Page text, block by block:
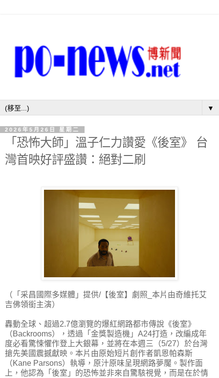
▼
2026年5月26日 星期二
「恐怖大師」溫子仁力讚愛《後室》 台
灣首映好評盛讚：絕對二刷
（「采昌國際多媒體」提供/【後室】劇照_本片由奇維托艾
吉佛領銜主演）
轟動全球、超過2.7億瀏覽的爆紅網路都市傳說《後室》
（Backrooms），透過「金獎製造機」A24打造，改編成年
度必看驚悚懼作登上大銀幕，並將在本週三（5/27）於台灣
搶先美國震撼獻映。本片由原始短片創作者凱恩帕森斯
（Kane Parsons）執導，原汁原味呈現網路夢魘。製作面
上，他認為「後室」的恐怖並非來自驚駭視覺，而是在於情